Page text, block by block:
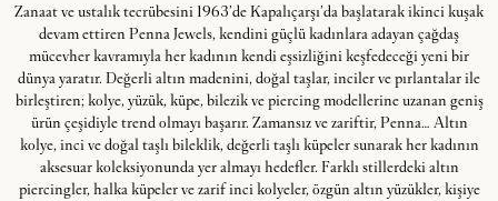
Zanaat ve ustalık tecrübesini 1963’de Kapalıçarşı’da başlatarak ikinci kuşak
devam ettiren Penna Jewels, kendini güçlü kadınlara adayan çağdaş
mücevher kavramıyla her kadının kendi eşsizliğini keşfedeceği yeni bir
dünya yaratır. Değerli altın madenini, doğal taşlar, inciler ve pırlantalar ile
birleştiren; kolye, yüzük, küpe, bilezik ve piercing modellerine uzanan geniş
ürün çeşidiyle trend olmayı başarır. Zamansız ve zariftir, Penna… Altın
kolye, inci ve doğal taşlı bileklik, değerli taşlı küpeler sunarak her kadının
aksesuar koleksiyonunda yer almayı hedefler. Farklı stillerdeki altın
piercingler, halka küpeler ve zarif inci kolyeler, özgün altın yüzükler, kişiye